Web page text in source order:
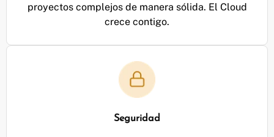
proyectos complejos de manera sólida. El Cloud
crece contigo.
Seguridad